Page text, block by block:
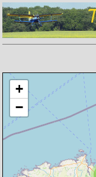
Chargement de la carte en
+
−